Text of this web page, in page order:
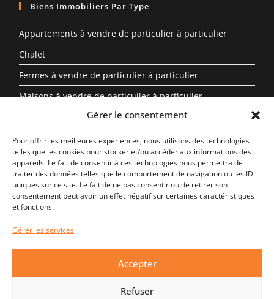
Gérer le consentement
Pour offrir les meilleures expériences, nous utilisons des technologies
telles que les cookies pour stocker et/ou accéder aux informations des
appareils. Le fait de consentir à ces technologies nous permettra de
traiter des données telles que le comportement de navigation ou les ID
uniques sur ce site. Le fait de ne pas consentir ou de retirer son
consentement peut avoir un effet négatif sur certaines caractéristiques
et fonctions.
Gérer les services
Accepter
Refuser
Biens Immobiliers Par Type
Appartements à vendre de particulier à particulier
Chalet
Fermes à vendre de particulier à particulier
Maisons à vendre de particulier à particulier
Propriété à vendre en Auvergne-Rhône-Alpes entre
Biens Immobiliers Par Région
Auvergne-Rhône-Alpes
Centre-Val de Loire
Nouvelle-Aquitaine
Occitanie